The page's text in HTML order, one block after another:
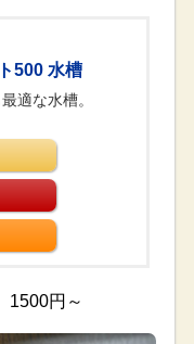
500 水槽
適な水槽。
1500円～